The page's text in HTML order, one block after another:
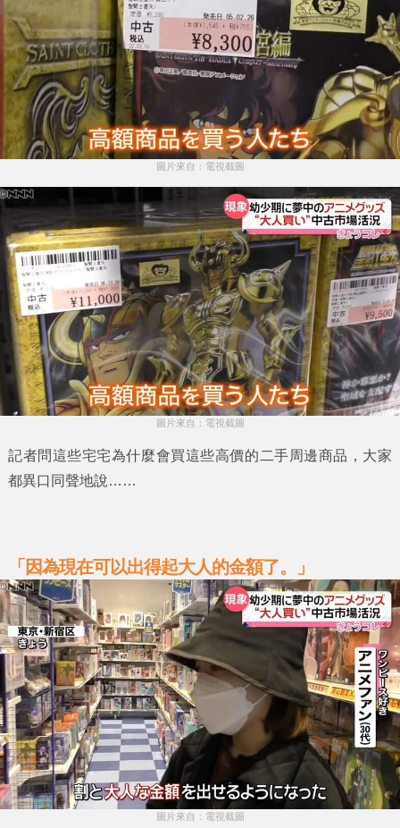
圖片來自：電視截圖
圖片來自：電視截圖
記者問這些宅宅為什麼會買這些高價的二手周邊商品，大家
都異口同聲地說……
「因為現在可以出得起大人的金額了。」
圖片來自：電視截圖